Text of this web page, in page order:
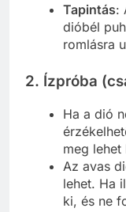
Tapintás:
dióbél
romlásra
2. Ízpróba
Ha a dió
meg lehet
Az avas
lehet. Ha
ki, és ne